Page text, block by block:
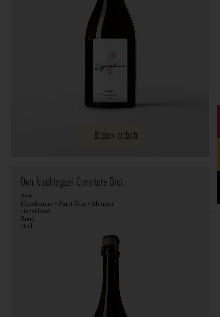
Bezoek website
Den Nachtegael Ouverture Brut
Brut
Chardonnay • Pinot Noir • Meunier
Heuvelland
Rond
75 cl